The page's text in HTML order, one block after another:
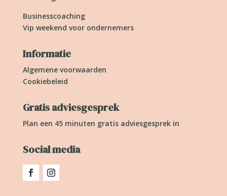
Businesscoaching
Vip weekend voor ondernemers
Informatie
Algemene voorwaarden
Cookiebeleid
Gratis adviesgesprek
Plan een 45 minuten gratis adviesgesprek in
Social media